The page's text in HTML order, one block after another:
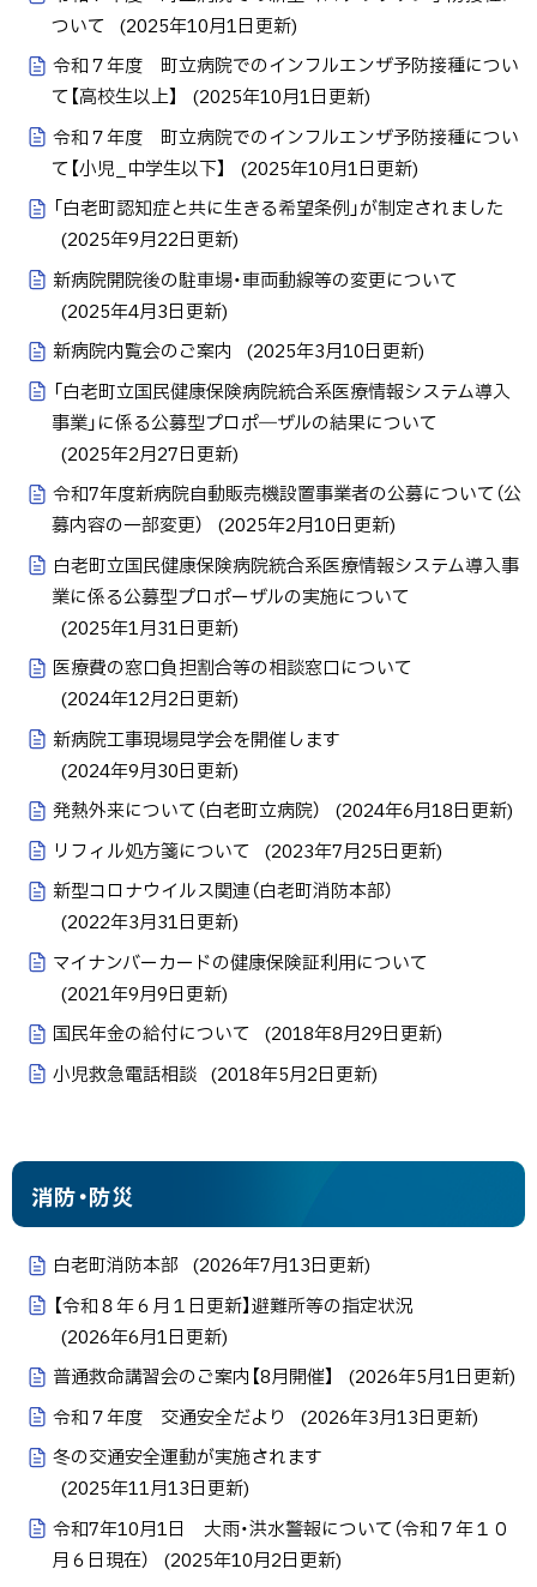
ついて (2025年10月1日更新)
令和７年度 町立病院でのインフルエンザ予防接種につい
て【高校生以上】
(2025年10月1日更新)
令和７年度 町立病院でのインフルエンザ予防接種につい
て【小児_中学生以下】
(2025年10月1日更新)
「白老町認知症と共に生きる希望条例」が制定されました
(2025年9月22日更新)
新病院開院後の駐車場・車両動線等の変更について
(2025年4月3日更新)
新病院内覧会のご案内
(2025年3月10日更新)
「白老町立国民健康保険病院統合系医療情報システム導入
事業」に係る公募型プロポ―ザルの結果について
(2025年2月27日更新)
令和7年度新病院自動販売機設置事業者の公募について（公
募内容の一部変更）
(2025年2月10日更新)
白老町立国民健康保険病院統合系医療情報システム導入事
業に係る公募型プロポーザルの実施について
(2025年1月31日更新)
医療費の窓口負担割合等の相談窓口について
(2024年12月2日更新)
新病院工事現場見学会を開催します
(2024年9月30日更新)
発熱外来について（白老町立病院）
(2024年6月18日更新)
リフィル処方箋について (2023年7月25日更新)
新型コロナウイルス関連（白老町消防本部）
(2022年3月31日更新)
マイナンバーカードの健康保険証利用について
(2021年9月9日更新)
国民年金の給付について (2018年8月29日更新)
小児救急電話相談 (2018年5月2日更新)
消防・防災
白老町消防本部 (2026年7月13日更新)
【令和８年６月１日更新】避難所等の指定状況
(2026年6月1日更新)
普通救命講習会のご案内【8月開催】
(2026年5月1日更新)
令和７年度 交通安全だより
(2026年3月13日更新)
冬の交通安全運動が実施されます
(2025年11月13日更新)
令和7年10月1日 大雨・洪水警報について（令和７年１０
月６日現在）
(2025年10月2日更新)